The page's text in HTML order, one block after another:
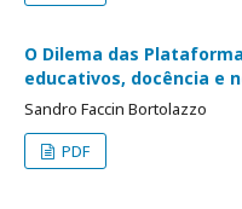
O Dilema das
educativos, docência e
Sandro Faccin Bortolazzo
PDF